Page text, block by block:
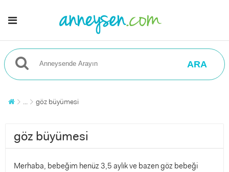
ARA
... göz büyümesi
göz büyümesi
Merhaba, bebeğim henüz 3,5 aylık ve bazen göz bebeği